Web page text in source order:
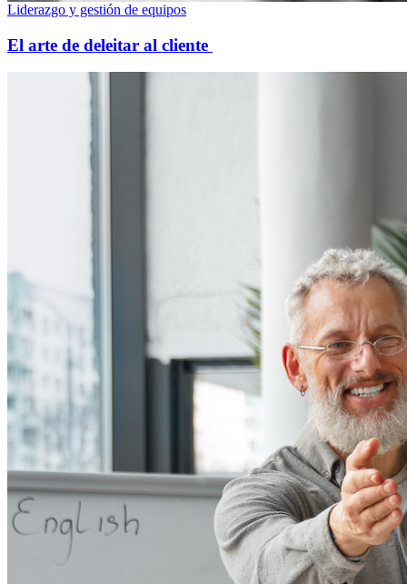
Liderazgo y gestión de equipos
El arte de deleitar al cliente